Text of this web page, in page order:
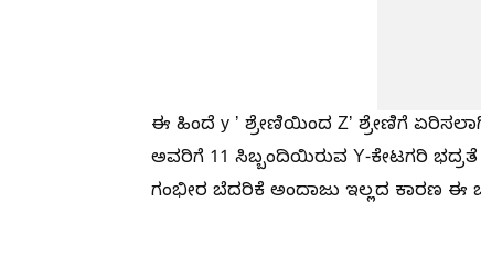
ಈ ಹಿಂದೆ y ʼ ಶ್ರೇಣಿಯಿಂದ Zʼ ಶ್ರೇಣಿಗೆ
ಅವರಿಗೆ 11 ಸಿಬ್ಬಂದಿಯಿರುವ Y-ಕೇಟಗರಿ
ಗಂಭೀರ ಬೆದರಿಕೆ ಅಂದಾಜು ಇಲ್ಲದ ಕಾರಣ